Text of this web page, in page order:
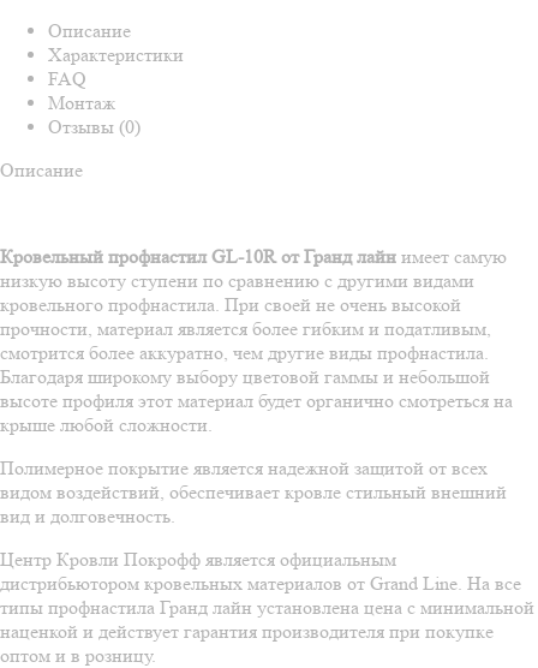
Описание
Характеристики
FAQ
Монтаж
Отзывы (0)
Описание
Кровельный профнастил GL-10R от Гранд лайн имеет самую
низкую высоту ступени по сравнению с другими видами
кровельного профнастила. При своей не очень высокой
прочности, материал является более гибким и податливым,
смотрится более аккуратно, чем другие виды профнастила.
Благодаря широкому выбору цветовой гаммы и небольшой
высоте профиля этот материал будет органично смотреться на
крыше любой сложности.
Полимерное покрытие является надежной защитой от всех
видом воздействий, обеспечивает кровле стильный внешний
вид и долговечность.
Центр Кровли Покрофф является официальным
дистрибьютором кровельных материалов от Grand Line. На все
типы профнастила Гранд лайн установлена цена с минимальной
наценкой и действует гарантия производителя при покупке
оптом и в розницу.